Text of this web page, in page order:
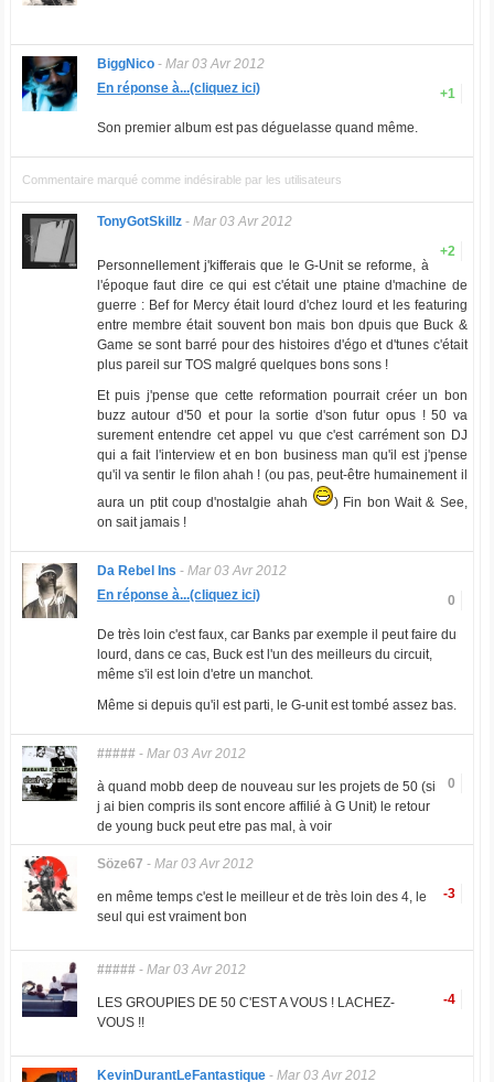
BiggNico- Mar 03 Avr 2012
+1
En réponse à...(cliquez ici)
Son premier album est pas déguelasse quand même.
Commentaire marqué comme indésirable par les utilisateurs
TonyGotSkillz- Mar 03 Avr 2012
+2
Personnellement j'kifferais que le G-Unit se reforme, à
l'époque faut dire ce qui est c'était une ptaine d'machine de
guerre : Bef for Mercy était lourd d'chez lourd et les featuring
entre membre était souvent bon mais bon dpuis que Buck &
Game se sont barré pour des histoires d'égo et d'tunes c'était
plus pareil sur TOS malgré quelques bons sons !
Et puis j'pense que cette reformation pourrait créer un bon
buzz autour d'50 et pour la sortie d'son futur opus ! 50 va
surement entendre cet appel vu que c'est carrément son DJ
qui a fait l'interview et en bon business man qu'il est j'pense
qu'il va sentir le filon ahah ! (ou pas, peut-être humainement il
aura un ptit coup d'nostalgie ahah
) Fin bon Wait & See,
on sait jamais !
Da Rebel Ins - Mar 03 Avr 2012
0
En réponse à...(cliquez ici)
De très loin c'est faux, car Banks par exemple il peut faire du
lourd, dans ce cas, Buck est l'un des meilleurs du circuit,
même s'il est loin d'etre un manchot.
Même si depuis qu'il est parti, le G-unit est tombé assez bas.
#####- Mar 03 Avr 2012
0
à quand mobb deep de nouveau sur les projets de 50 (si
j ai bien compris ils sont encore affilié à G Unit) le retour
de young buck peut etre pas mal, à voir
Söze67 - Mar 03 Avr 2012
-3
en même temps c'est le meilleur et de très loin des 4, le
seul qui est vraiment bon
#####- Mar 03 Avr 2012
-4
LES GROUPIES DE 50 C'EST A VOUS ! LACHEZ-
VOUS !!
KevinDurantLeFantastique- Mar 03 Avr 2012